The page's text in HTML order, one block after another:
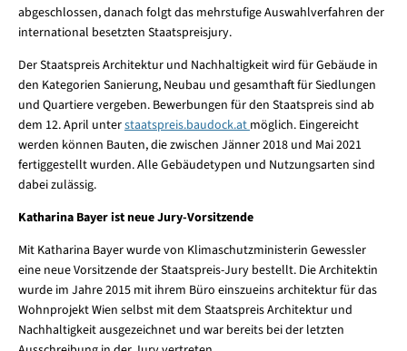
abgeschlossen, danach folgt das mehrstufige Auswahlverfahren der
international besetzten Staatspreisjury.
Der Staatspreis Architektur und Nachhaltigkeit wird für Gebäude in
den Kategorien Sanierung, Neubau und gesamthaft für Siedlungen
und Quartiere vergeben. Bewerbungen für den Staatspreis sind ab
dem 12. April unterstaatspreis.baudock.atmöglich. Eingereicht
werden können Bauten, die zwischen Jänner 2018 und Mai 2021
fertiggestellt wurden. Alle Gebäudetypen und Nutzungsarten sind
dabei zulässig.
Katharina Bayer ist neue Jury-Vorsitzende
Mit Katharina Bayer wurde von Klimaschutzministerin Gewessler
eine neue Vorsitzende der Staatspreis-Jury bestellt. Die Architektin
wurde im Jahre 2015 mit ihrem Büro einszueins architektur für das
Wohnprojekt Wien selbst mit dem Staatspreis Architektur und
Nachhaltigkeit ausgezeichnet und war bereits bei der letzten